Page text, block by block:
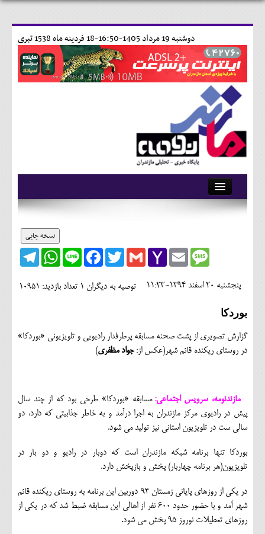
18 فردينه ماه 1538 تبری دوشنبه 19 مرداد 1405-16:50-
آرشیو
وبلاگ
حقوقی
فرهنگی و هنری
اقتصادی
خانه
نسخه چاپی
Telegram
WhatsApp Line
FacebookTwitterGmailYahoo
Mail
EmailMessage
تعداد بازدید: 10951 توصیه به دیگران 1 پنجشنبه 20 اسفند 1394-11:23
بوردکا
گزارش تصویری از پشت صحنه مسابقه پرطرفدار رادیویی و تلویزیونی «بوردکا»
در روستای ریکنده قائم شهر(عکس از:جواد مظفری)
مازندنومه، سرویس اجتماعی: مسابقه «بوردکا» طرحی بود که از چند سال
پیش در رادیوی مرکز مازندران به اجرا درآمد و به خاطر جذابیتی که دارد، دو
سالی ست در تلویزیون استانی نیز تولید می شود.
بوردکا تنها برنامه شبکه مازندران است که دوبار در رادیو و دو بار در
تلویزیون(هر برنامه چهاربار) پخش و بازپخش دارد.
در یکی از روزهای پایانی زمستان 94 دوربین این برنامه به روستای ریکنده قائم
شهر آمد و با حضور حدود 600 نفر از اهالی این مسابقه ضبط شد که در یکی از
روزهای تعطیلات نوروز 95 پخش می شود.